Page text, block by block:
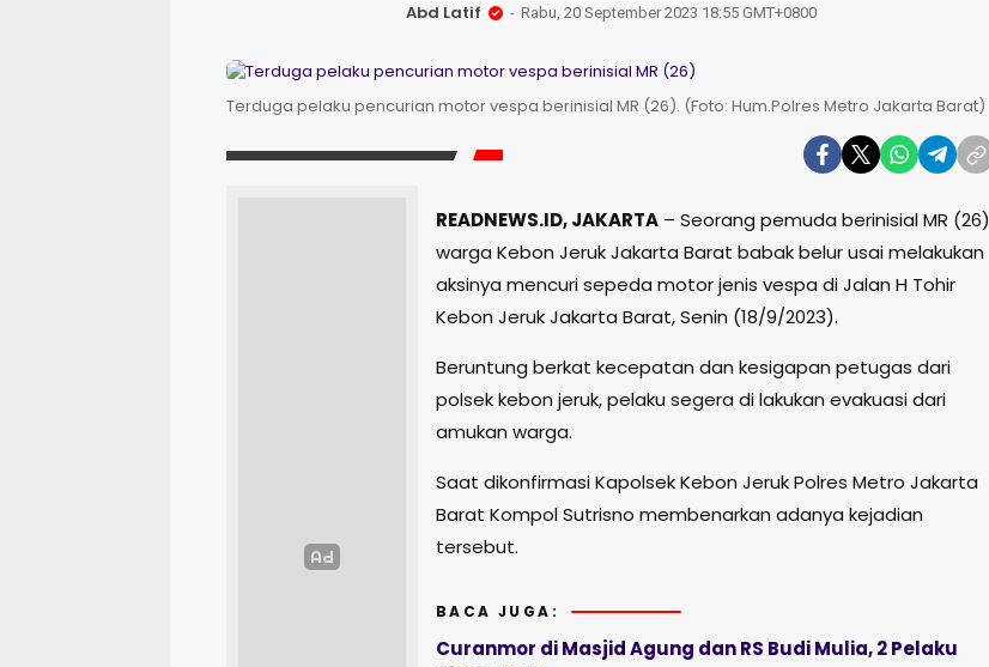
Abd Latif Rabu, 20 September 2023 18:55 GMT+0800
Terduga pelaku pencurian motor vespa berinisial MR (26). (Foto: Hum.Polres Metro Jakarta Barat)
READNEWS.ID, JAKARTA – Seorang pemuda berinisial MR (26)
warga Kebon Jeruk Jakarta Barat babak belur usai melakukan
aksinya mencuri sepeda motor jenis vespa di Jalan H Tohir
Kebon Jeruk Jakarta Barat, Senin (18/9/2023).
Beruntung berkat kecepatan dan kesigapan petugas dari
polsek kebon jeruk, pelaku segera di lakukan evakuasi dari
amukan warga.
Saat dikonfirmasi Kapolsek Kebon Jeruk Polres Metro Jakarta
Barat Kompol Sutrisno membenarkan adanya kejadian
tersebut.
BACA JUGA:
Curanmor di Masjid Agung dan RS Budi Mulia, 2 Pelaku